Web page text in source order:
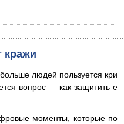
кражи
людей пользуется кри
вопрос — как защитить е
моменты, которые по